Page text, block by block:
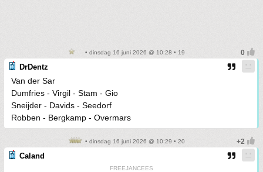
• dinsdag 16 juni 2026 @ 10:28 • 19
DrDentz
Van der Sar
Dumfries - Virgil - Stam - Gio
Sneijder - Davids - Seedorf
Robben - Bergkamp - Overmars
• dinsdag 16 juni 2026 @ 10:29 • 20
Caland
FREEJANCEES